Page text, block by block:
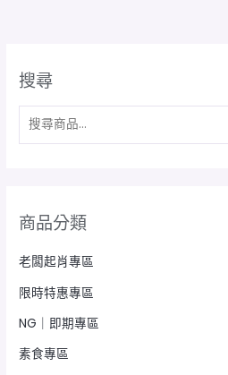
搜尋
商品分類
老闆起肖專區
限時特惠專區
NG｜即期專區
素食專區